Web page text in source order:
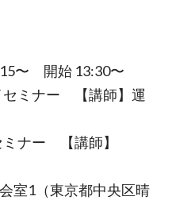
〜 開始 13:30〜
ミナー 【講師】運
ナー 【講師】
室1（東京都中央区晴